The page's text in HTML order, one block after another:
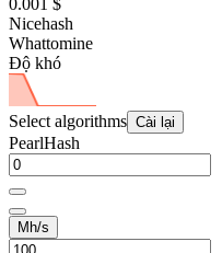
Nicehash
Whattomine
Độ khó
Select algorithms Cài lại
PearlHash
Mh/s